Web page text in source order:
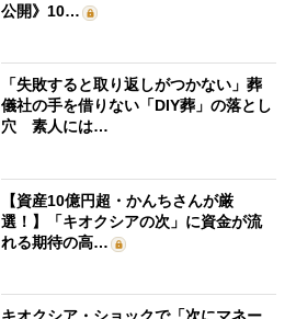
公開》10…
「失敗すると取り返しがつかない」葬
儀社の手を借りない「DIY葬」の落とし
穴 素人には…
【資産10億円超・かんちさんが厳
選！】「キオクシアの次」に資金が流
れる期待の高…